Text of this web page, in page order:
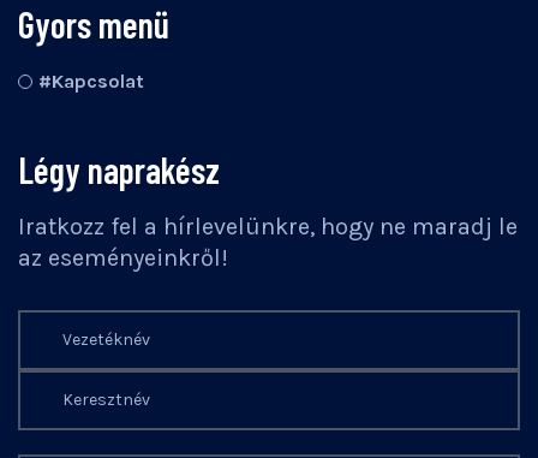
Gyors menü
#Kapcsolat
Légy naprakész
Iratkozz fel a hírlevelünkre, hogy ne maradj le
az eseményeinkről!